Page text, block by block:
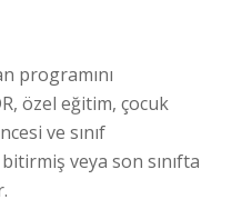
programını
özel eğitim, çocuk
ve sınıf
veya son sınıfta